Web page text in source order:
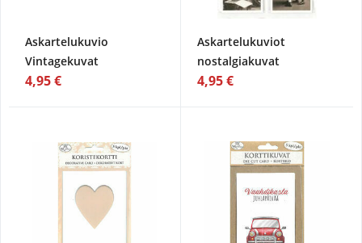
Askartelukuvio
Vintagekuvat
4,95 €
Askartelukuviot
nostalgiakuvat
4,95 €